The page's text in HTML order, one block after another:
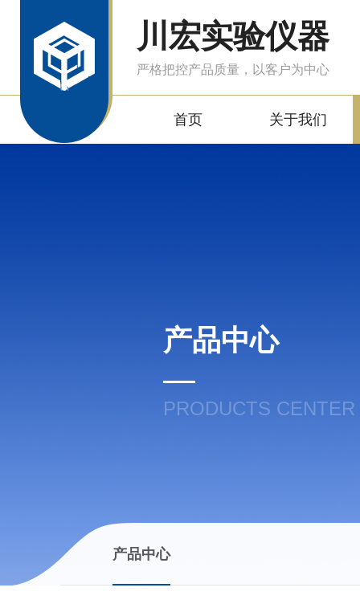
川宏实验仪器
严格把控产品质量，以客户为中心
首页 关于我们
产品中心
PRODUCTS CENTER
产品中心